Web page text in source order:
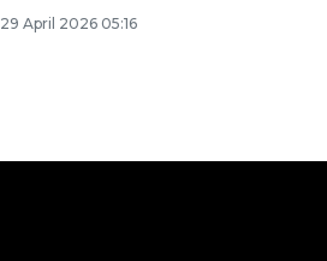
29 April 2026 05:16